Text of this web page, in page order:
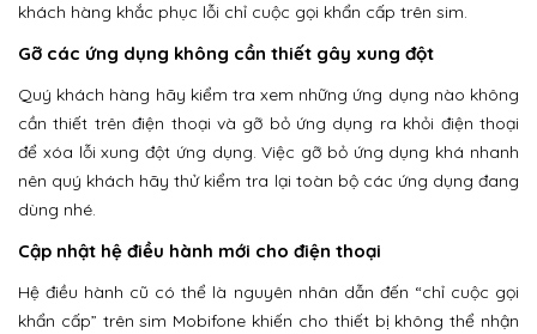
khách hàng khắc phục lỗi chỉ cuộc gọi khẩn cấp trên sim.
Gỡ các ứng dụng không cần thiết gây xung đột
Quý khách hàng hãy kiểm tra xem những ứng dụng nào không
cần thiết trên điện thoại và gỡ bỏ ứng dụng ra khỏi điện thoại
để xóa lỗi xung đột ứng dụng. Việc gỡ bỏ ứng dụng khá nhanh
nên quý khách hãy thử kiểm tra lại toàn bộ các ứng dụng đang
dùng nhé.
Cập nhật hệ điều hành mới cho điện thoại
Hệ điều hành cũ có thể là nguyên nhân dẫn đến “chỉ cuộc gọi
khẩn cấp” trên sim Mobifone khiến cho thiết bị không thể nhận